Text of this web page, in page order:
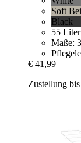
Soft
Black
55
Maße:
€ 41,99
Zustellung